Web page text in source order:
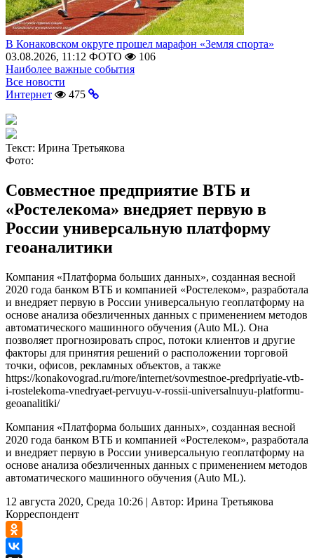
В Конаковском округе прошел марафон «Земля спорта»
03.08.2026, 11:12 ФОТО
106
Наиболее важные события
Все новости
Интернет
475
Текст: Ирина Третьякова
Фото:
Совместное предприятие ВТБ и
«Ростелекома» внедряет первую в
России универсальную платформу
геоаналитики
Компания «Платформа больших данных», созданная весной
2020 года банком ВТБ и компанией «Ростелеком», разработала
и внедряет первую в России универсальную геоплатформу на
основе анализа обезличенных данных с применением методов
автоматического машинного обучения (Auto ML). Она
позволяет прогнозировать спрос, потоки клиентов и другие
факторы для принятия решений о расположении торговой
точки, офисов, рекламных объектов, а также
https://konakovograd.ru/more/internet/sovmestnoe-predpriyatie-vtb-
i-rostelekoma-vnedryaet-pervuyu-v-rossii-universalnuyu-platformu-
geoanalitiki/
Компания «Платформа больших данных», созданная весной
2020 года банком ВТБ и компанией «Ростелеком», разработала
и внедряет первую в России универсальную геоплатформу на
основе анализа обезличенных данных с применением методов
автоматического машинного обучения (Auto ML).
12 августа 2020, Среда 10:26 | Автор: Ирина Третьякова
Корреспондент